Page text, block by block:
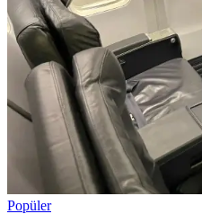
Popüler